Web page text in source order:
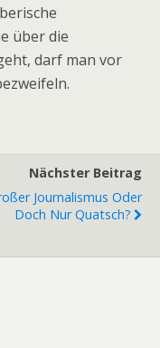
über die
darf man vor
Nächster Beitrag
Journalismus Oder
Doch Nur Quatsch?